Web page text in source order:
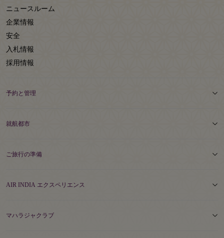
ニュースルーム
企業情報
安全
入札情報
採用情報
予約と管理
就航都市
ご旅行の準備
AIR INDIA エクスペリエンス
マハラジャクラブ